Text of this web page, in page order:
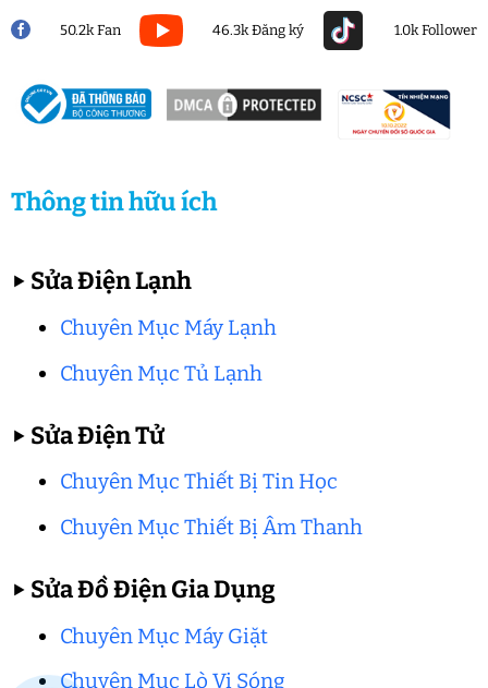
50.2k Fan 46.3k Đăng ký 1.0k Follower
Thông tin hữu ích
▶ Sửa Điện Lạnh
Chuyên Mục Máy Lạnh
Chuyên Mục Tủ Lạnh
▶ Sửa Điện Tử
Chuyên Mục Thiết Bị Tin Học
Chuyên Mục Thiết Bị Âm Thanh
▶ Sửa Đồ Điện Gia Dụng
Chuyên Mục Máy Giặt
Chuyên Mục Lò Vi Sóng